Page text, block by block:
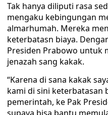
Tak hanya diliputi rasa
mengaku kebingungan
almarhumah. Mereka
keterbatasn biaya.
Presiden Prabowo untuk
jenazah sang kakak.
“Karena di sana kakak
kami di sini keterbatasan
pemerintah, ke Pak